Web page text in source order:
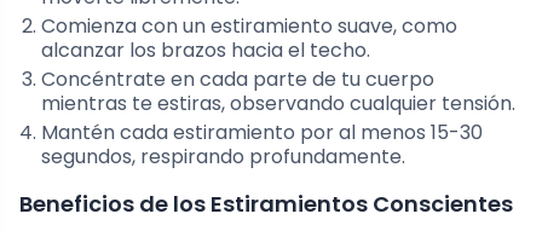
Comienza con un estiramiento suave, como
alcanzar los brazos hacia el techo.
Concéntrate en cada parte de tu cuerpo
mientras te estiras, observando cualquier tensión.
Mantén cada estiramiento por al menos 15-30
segundos, respirando profundamente.
Beneficios de los Estiramientos Conscientes